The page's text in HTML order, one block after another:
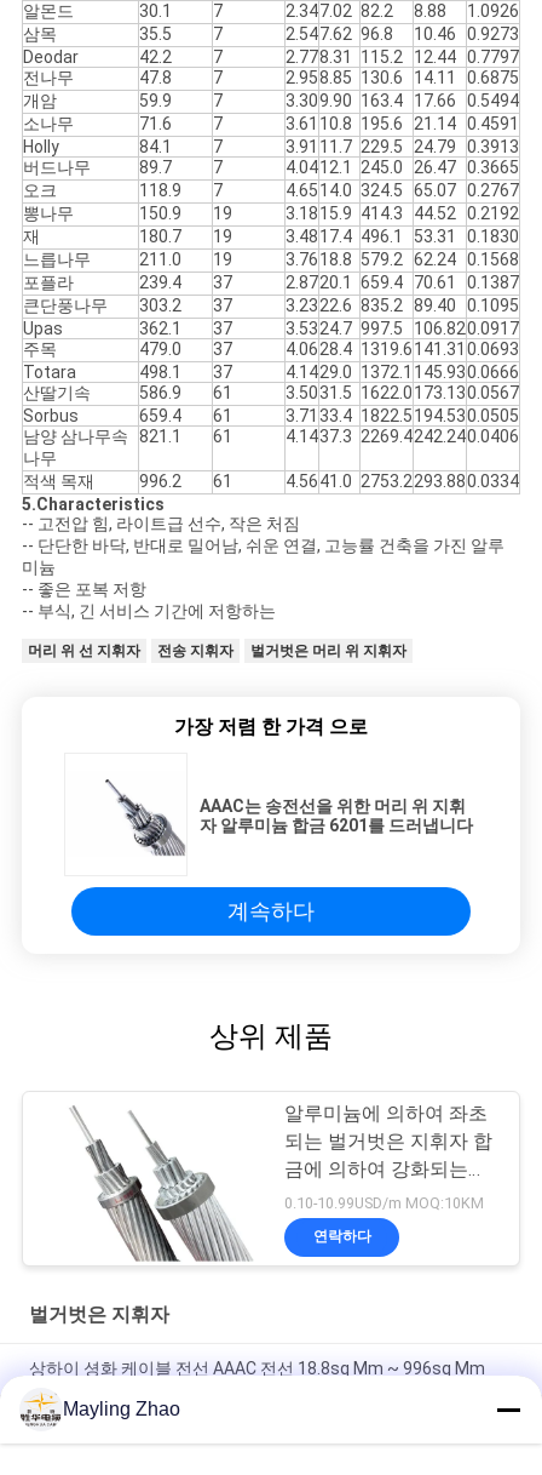
개
인
정
보
보
호
정
책
알몬드
30.1 7 2.347.02 82.2 8.88
1.0926
삼목
35.5 7 2.547.62 96.8 10.46
0.9273
Deodar
42.2 7 2.778.31 115.2 12.44 0.7797
전나무
47.8 7 2.958.85 130.6 14.11
0.6875
개암
59.9 7 3.309.90 163.4 17.66
0.5494
소나무
71.6 7 3.61 10.8 195.6 21.14 0.4591
Holly
84.1 7 3.91 11.7 229.5 24.79
0.3913
버드나무
89.7 7 4.0412.1 245.0 26.47 0.3665
오크
118.9 7 4.6514.0 324.5 65.07 0.2767
뽕나무
150.9 19 3.1815.9 414.3 44.52 0.2192
재
180.7 19 3.4817.4 496.1 53.31
0.1830
느릅나무
211.0 19 3.7618.8 579.2 62.24 0.1568
포플라
239.4 37 2.8720.1 659.4 70.61
0.1387
큰단풍나무
303.2 37 3.2322.6 835.2 89.40
0.1095
Upas
362.1 37 3.5324.7 997.5 106.820.0917
주목
479.0 37 4.0628.4 1319.6141.31 0.0693
Totara
498.1 37 4.1429.0 1372.1 145.930.0666
산딸기속
586.9 61 3.5031.5 1622.0173.130.0567
Sorbus
659.4 61 3.71 33.4 1822.5194.530.0505
남양 삼나무속
나무
821.1 61 4.1437.3 2269.4242.240.0406
적색 목재 996.2 61 4.5641.0 2753.2293.880.0334
5.Characteristics
-- 고전압 힘, 라이트급 선수, 작은 처짐
-- 단단한 바닥, 반대로 밀어남, 쉬운 연결, 고능률 건축을 가진 알루
미늄
-- 좋은 포복 저항
-- 부식, 긴 서비스 기간에 저항하는
머리 위 선 지휘자 전송 지휘자 벌거벗은 머리 위 지휘자
가장 저렴 한 가격 으로
AAAC는 송전선을 위한 머리 위 지휘
자 알루미늄 합금 6201를 드러냅니다
계속하다
상위 제품
알루미늄에 의하여 좌초
되는 벌거벗은 지휘자 합
금에 의하여 강화되는
ACAR
0.10-10.99USD/m MOQ:10KM
연락하다
벌거벗은 지휘자
상하이 셩화 케이블 전선 AAAC 전선 18.8sq Mm ~ 996sq Mm
상하이 첸후아 그룹 케이블 진크 코팅 철선 GSW 전력 전송 시스템
에 대한 맨 선도자
Mayling Zhao